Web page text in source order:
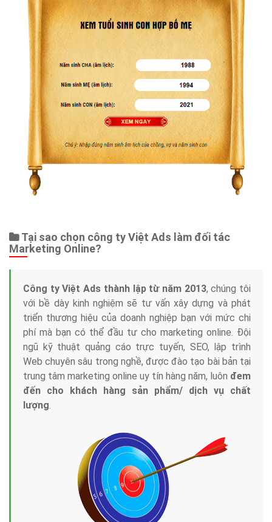
Tại sao chọn công ty Việt Ads làm đối tác
Marketing Online?
Công ty Việt Ads thành lập từ năm 2013, chúng tôi
với bề dày kinh nghiệm sẽ tư vấn xây dựng và phát
triển thương hiệu của doanh nghiệp bạn với mức chi
phí mà bạn có thể đầu tư cho marketing online. Đội
ngũ kỹ thuật quảng cáo trực tuyến, SEO, lập trình
Web chuyên sâu trong nghề, được đào tạo bài bản tại
trung tâm marketing online uy tín hàng năm, luôn đem
đến cho khách hàng sản phẩm/ dịch vụ chất
lượng.